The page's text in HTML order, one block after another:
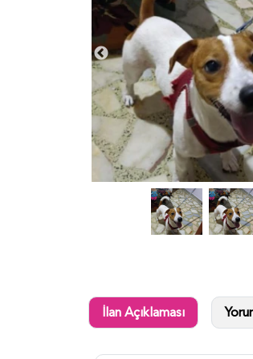
İlan Açıklaması